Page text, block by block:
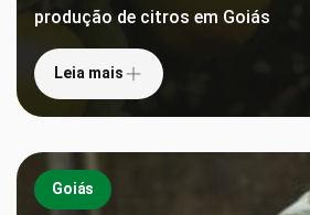
produção de citros em Goiás
Leia mais
Goiás